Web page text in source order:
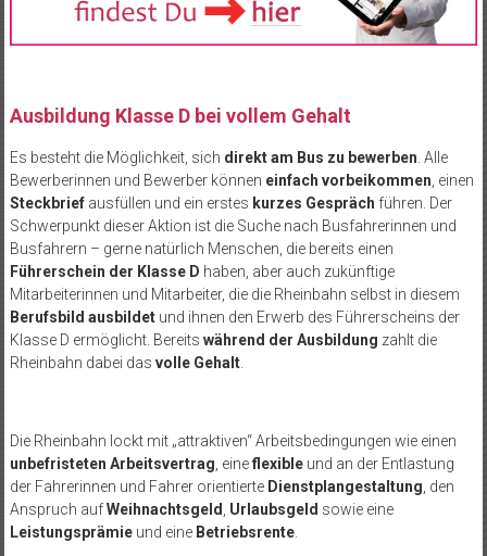
Ausbildung Klasse D bei vollem Gehalt
Es besteht die Möglichkeit, sich direkt am Bus zu bewerben . Alle
Bewerberinnen und Bewerber können einfach vorbeikommen , einen
Steckbriefausfüllen und ein erstes kurzes Gespräch führen. Der
Schwerpunkt dieser Aktion ist die Suche nach Busfahrerinnen und
Busfahrern – gerne natürlich Menschen, die bereits einen
Führerschein der Klasse D haben, aber auch zukünftige
Mitarbeiterinnen und Mitarbeiter, die die Rheinbahn selbst in diesem
Berufsbild ausbildetund ihnen den Erwerb des Führerscheins der
Klasse D ermöglicht. Bereits während der Ausbildung zahlt die
Rheinbahn dabei das volle Gehalt.
Die Rheinbahn lockt mit „attraktiven“ Arbeitsbedingungen wie einen
unbefristeten Arbeitsvertrag , eineflexibleund an der Entlastung
der Fahrerinnen und Fahrer orientierte Dienstplangestaltung , den
Anspruch aufWeihnachtsgeld Urlaubsgeld sowie eine
Leistungsprämieund eine Betriebsrente.